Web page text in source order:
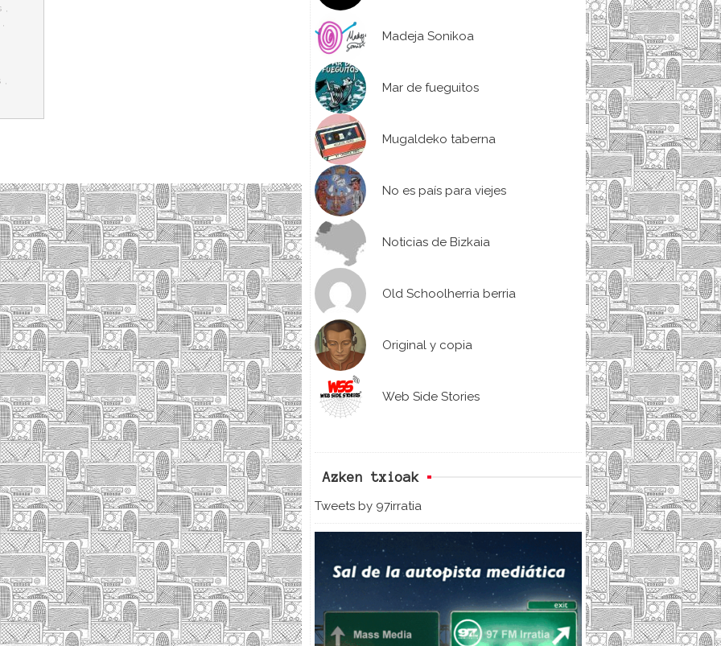
Madeja Sonikoa
Mar de fueguitos
Mugaldeko taberna
No es país para viejes
Noticias de Bizkaia
Old Schoolherria berria
Original y copia
Web Side Stories
Azken txioak
Tweets by 97irratia